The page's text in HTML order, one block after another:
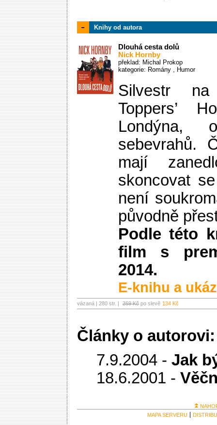
Knihy od autora
Dlouhá cesta dolů
Nick Hornby
překlad: Michal Prokop
kategorie: Romány , Humor
Silvestr
Toppers’
Londýna,
sebevrahů.
mají
skoncovat
není
původně
Podle této
film s
2014.
E-knihu a
vázaná | 280 str. | 269 Kč po slevě 134 Kč
Články o autorovi:
7.9.2004 - Jak
18.6.2001 -
MAPA SERVERU